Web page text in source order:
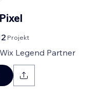
Projekt
Legend Partner